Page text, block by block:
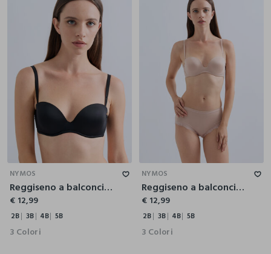
4B
NYMOS
Reggiseno a balconcino imbottino donna
€ 12,99
2B 3B 4B 5B
3 Colori
4B
NYMOS
Reggiseno a balconcino imbottino donna
€ 12,99
2B 3B 4B 5B
3 Colori